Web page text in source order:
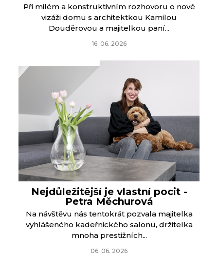
Při milém a konstruktivním rozhovoru o nové
vizáži domu s architektkou Kamilou
Douděrovou a majitelkou paní...
16. 06. 2026
Nejdůležitější je vlastní pocit -
Petra Měchurová
Na návštěvu nás tentokrát pozvala majitelka
vyhlášeného kadeřnického salonu, držitelka
mnoha prestižních...
06. 06. 2026